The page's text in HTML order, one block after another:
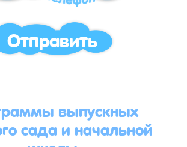
Отправить
выпускных
сада и начальной